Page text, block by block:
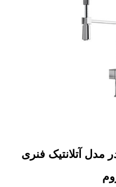
آتلانتیک فنری